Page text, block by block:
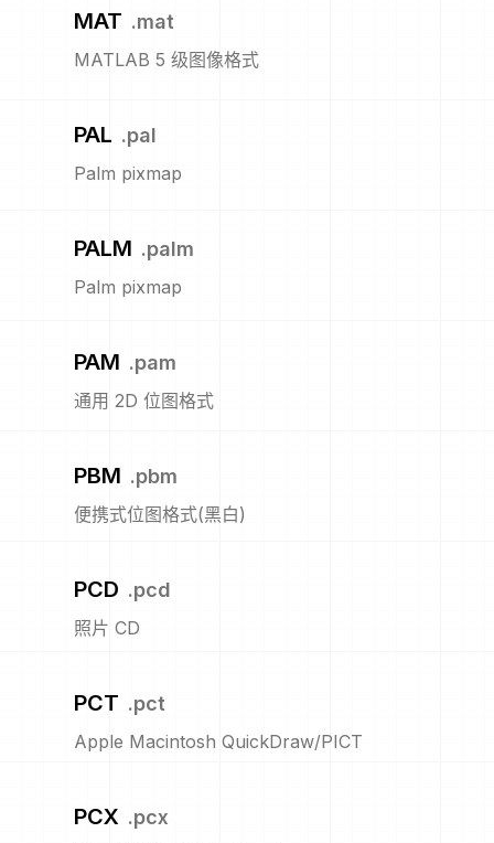
MAT .mat
MATLAB 5 级图像格式
PAL .pal
Palm pixmap
PALM .palm
Palm pixmap
PAM .pam
通用 2D 位图格式
PBM .pbm
便携式位图格式(黑白)
PCD .pcd
照片 CD
PCT .pct
Apple Macintosh QuickDraw/PICT
PCX .pcx